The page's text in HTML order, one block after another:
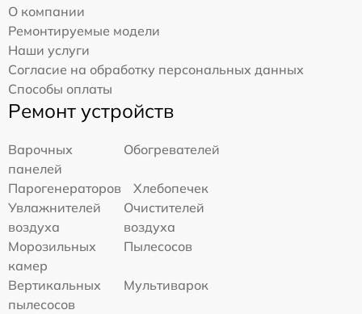
О компании
Ремонтируемые модели
Наши услуги
Согласие на обработку персональных данных
Способы оплаты
Ремонт устройств
Варочных
панелей
Обогревателей
Парогенераторов
Хлебопечек
Увлажнителей
воздуха
Очистителей
воздуха
Морозильных
камер
Пылесосов
Вертикальных
пылесосов
Мультиварок